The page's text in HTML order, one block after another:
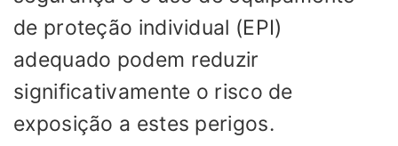
de proteção individual (EPI)
adequado podem reduzir
significativamente o risco de
exposição a estes perigos.